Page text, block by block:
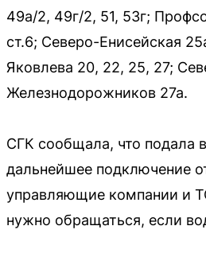
49а/2, 49г/2, 51, 53г;
ст.6; Северо-Енисейская
Яковлева 20, 22, 25, 27;
Железнодорожников 27а.
СГК сообщала, что подала
дальнейшее подключение
управляющие компании и
нужно обращаться, если